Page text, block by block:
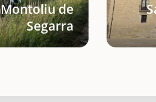
Montoliu de
Segarra